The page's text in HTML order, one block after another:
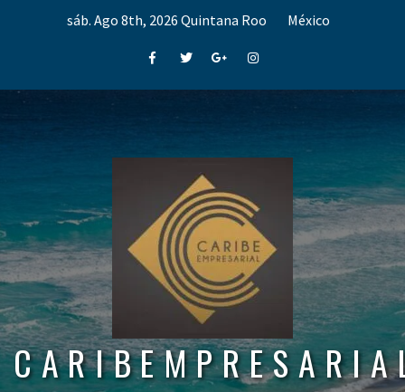
sáb. Ago 8th, 2026 Quintana Roo México
FacebookTwitterGoogle+Instagram